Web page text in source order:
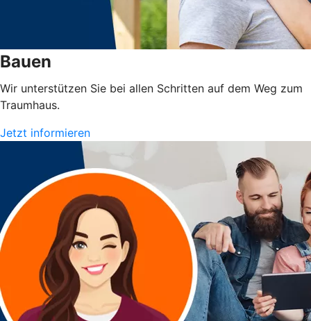
Bauen
Wir unterstützen Sie bei allen Schritten auf dem Weg zum
Traumhaus.
Jetzt informieren